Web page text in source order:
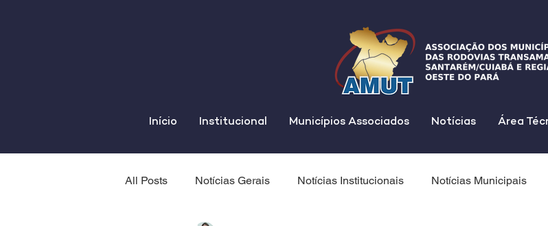
Início Institucional Municípios Associados Notícias Área
All Posts Notícias Gerais Notícias Institucionais Notícias Municipais